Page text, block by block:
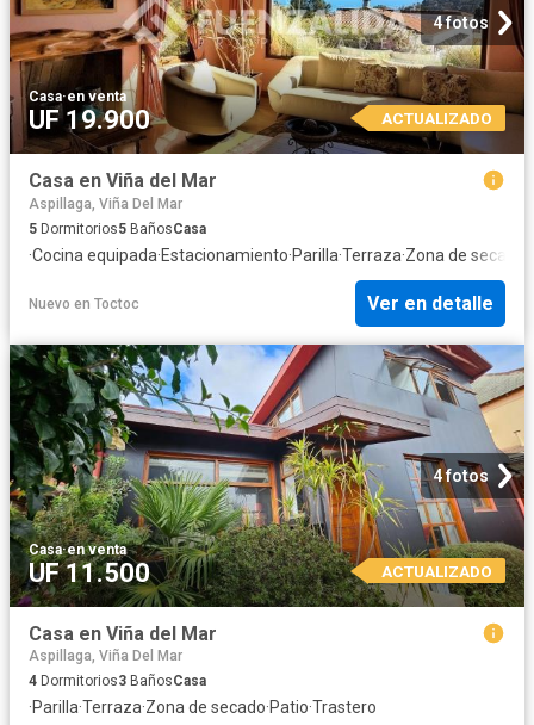
4 fotos
Casa·en venta
UF 19.900 ACTUALIZADO
Casa en Viña del Mar
Aspillaga, Viña Del Mar
5 Dormitorios5 BañosCasa
·Cocina equipada·Estacionamiento·Parilla·Terraza·Zona de secado
Nuevo en Toctoc Ver en detalle
4 fotos
Casa·en venta
UF 11.500 ACTUALIZADO
Casa en Viña del Mar
Aspillaga, Viña Del Mar
4 Dormitorios3 BañosCasa
·Parilla·Terraza·Zona de secado·Patio·Trastero